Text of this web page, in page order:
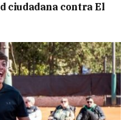
ciudadana contra El